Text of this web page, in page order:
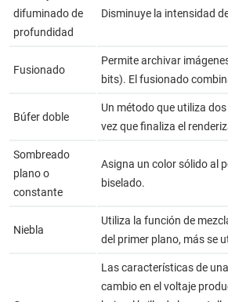
difuminado de
profundidad
Disminuye la intensidad
Fusionado
Permite archivar
bits). El fusionado
Búfer doble
Un método que utiliza
vez que finaliza el
Sombreado
plano o
constante
Asigna un color sólido al
biselado.
Niebla
Utiliza la función de
del primer plano, más se
Las características de
cambio en el voltaje